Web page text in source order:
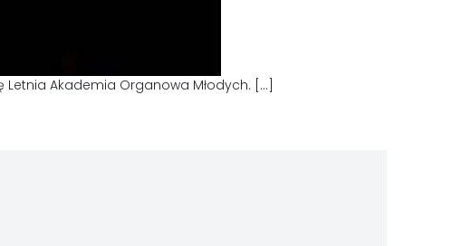
Letnia Akademia Organowa Młodych. […]